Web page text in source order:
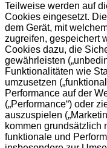
Teilweise werden auf
Cookies eingesetzt.
dem Gerät, mit
zugreifen, gespeichert
Cookies dazu, die
gewährleisten
Funktionalitäten wie
umzusetzen
Performance auf der
(„Performance“) oder
auszuspielen
kommen grundsätzlich
funktionale und